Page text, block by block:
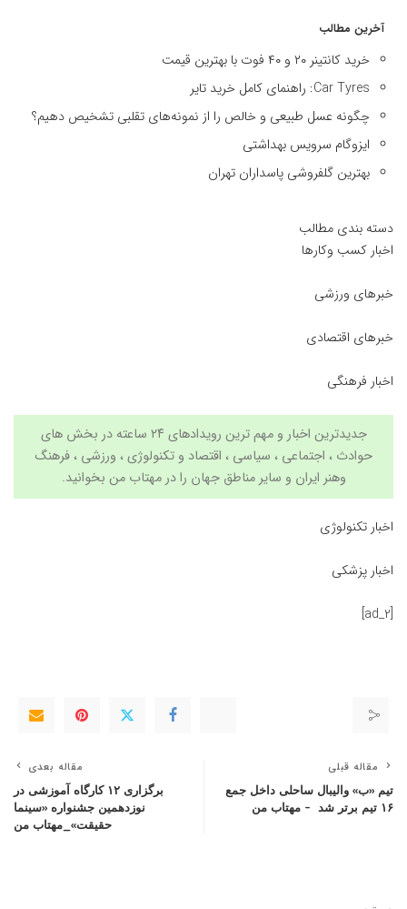
آخرین مطالب
خرید کانتینر ۲۰ و ۴۰ فوت با بهترین قیمت
Car Tyres: راهنمای کامل خرید تایر
چگونه عسل طبیعی و خالص را از نمونه‌های تقلبی تشخیص دهیم؟
ایزوگام سرویس بهداشتی
بهترین گلفروشی پاسداران تهران
دسته بندی مطالب
اخبار کسب وکارها
خبرهای ورزشی
خبرهای اقتصادی
اخبار فرهنگی
جدیدترین اخبار و مهم ترین رویدادهای ۲۴ ساعته در بخش های
حوادث ، اجتماعی ، سیاسی ، اقتصاد و تکنولوژی، ورزشی ، فرهنگ
وهنر ایران و سایر مناطق جهان را درمهتاب من بخوانید.
اخبار تکنولوژی
اخبار پزشکی
[ad_2]
مقاله قبلی
تیم «ب» والیبال ساحلی داخل جمع
۱۶ تیم برتر شد – مهتاب من
مقاله بعدی
برگزاری ۱۲ کارگاه آموزشی در
نوزدهمین جشنواره «سینما
حقیقت»_مهتاب من